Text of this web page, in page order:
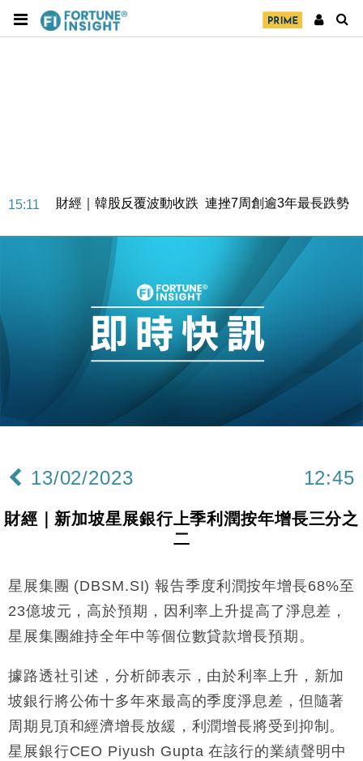
15:11
財經｜韓股反覆波動收跌 連挫7周創逾3年最長跌勢
財經｜內地7月美元計價出口增近24%勝預期 貿易順
差達1125億美元
財經｜日本春季三度入市撐日圓 4月單日斥6.28萬億
日圓干預創新高
國際｜特朗普料美伊戰事快結束 承認部分彈藥庫存緊
15:59
財經｜SA售股自救後再出手 斥4億美元押注未上市公
財經｜精星香港夥菜鳥拓全球智慧倉儲市場 加快海外
13:12
國際｜特朗普赴洛杉磯高球場活動前 男子攜槍彈被捕
12:30
財經｜香港7月PMI回落至51 企業擴張放慢兼縮減人
粦接任
15:11
財經｜韓股反覆波動收跌 連挫7周創逾3年最長跌勢
12:44
日圓干預創新高
11:12
國際｜特朗普料美伊戰事快結束 承認部分彈藥庫存緊
張
13/02/2023 12:45
財經｜新加坡星展銀行上季利潤按年增長三分之
二
星展集團 (DBSM.SI) 報告季度利潤按年增長68%至
23億坡元，高於預期，因利率上升提高了淨息差，
星展集團維持全年中等個位數貸款增長預期。
據路透社引述，分析師表示，由於利率上升，新加
坡銀行將公佈十多年來最高的季度淨息差，但隨著
周期見頂和經濟增長放緩，利潤增長將受到抑制。
星展銀行CEO Piyush Gupta 在該行的業績聲明中